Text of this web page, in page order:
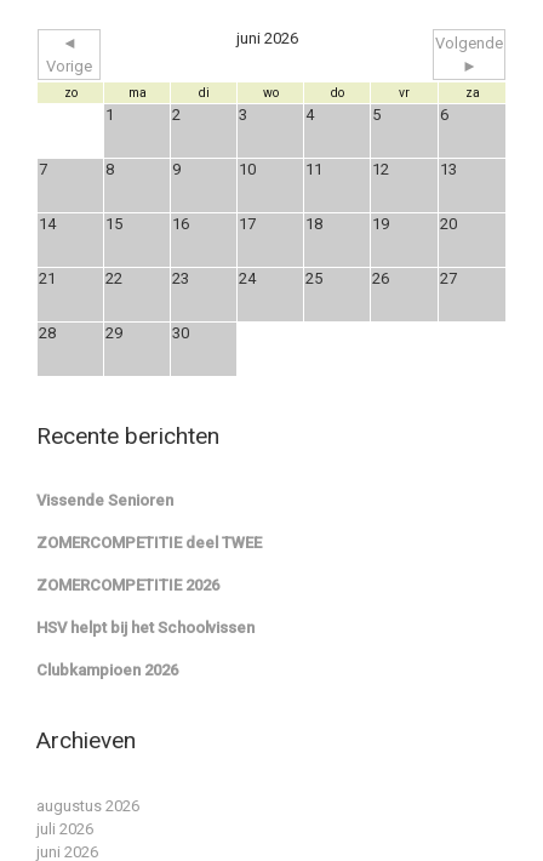
◄
Vorige
juni 2026
Volgende
►
zo ma di wo do vr za
1 2 3 4 5 6
7 8 9 10 11 12 13
14 15 16 17 18 19 20
21 22 23 24 25 26 27
28 29 30
Recente berichten
Vissende Senioren
ZOMERCOMPETITIE deel TWEE
ZOMERCOMPETITIE 2026
HSV helpt bij het Schoolvissen
Clubkampioen 2026
Archieven
augustus 2026
juli 2026
juni 2026